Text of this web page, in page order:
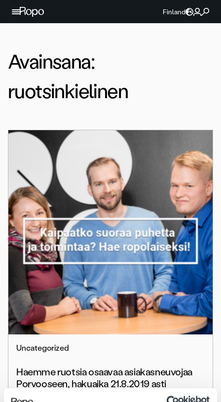
Jatka sisältöön
Finland
Avainsana:
ruotsinkielinen
Uncategorized
Haemme ruotsia osaavaa asiakasneuvojaa
Porvooseen, hakuaika 21.8.2019 asti